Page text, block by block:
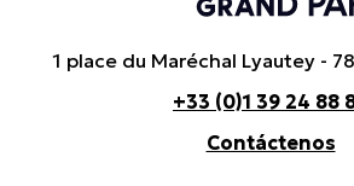
1 place du Maréchal Lyautey -
+33 (0)1 39 24 88
Contáctenos